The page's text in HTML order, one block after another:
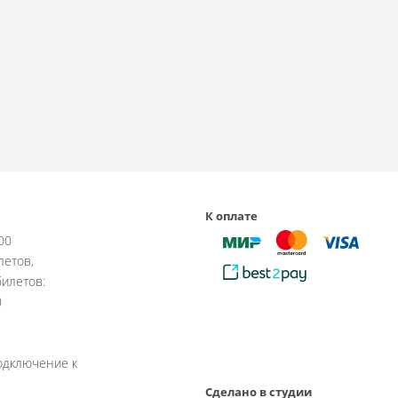
к
К оплате
Сделано в студии